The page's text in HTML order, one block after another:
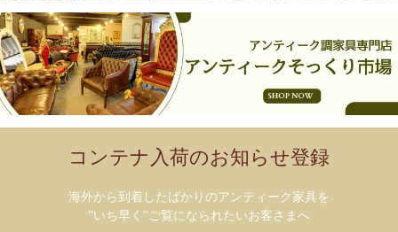
コンテナ入荷のお知らせ登録
海外から到着したばかりのアンティーク家具を
”いち早く”ご覧になられたいお客さまへ